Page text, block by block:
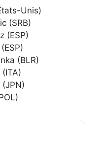
Unis)
(SRB)
(ESP)
(BLR)
(JPN)